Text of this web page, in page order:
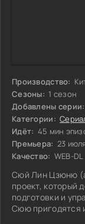
Производство:
Сезоны: 1 сезон
Добавлены серии:
Категории:
Идёт: 45 мин
Премьера: 23
Качество: WEB-DL
Сюй Лин Цзюню
проект, который
подготовки и
Сюю пригодятся